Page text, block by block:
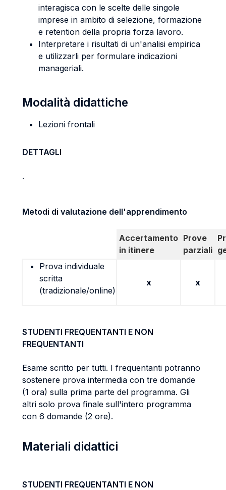
interagisca con le scelte delle singole
imprese in ambito di selezione, formazione
e retention della propria forza lavoro.
Interpretare i risultati di un'analisi empirica
e utilizzarli per formulare indicazioni
manageriali.
Modalità didattiche
Lezioni frontali
DETTAGLI
.
Metodi di valutazione dell'apprendimento
Accertamento
in itinere
Prove
parziali
Prova individuale
scritta
(tradizionale/online)
x x
STUDENTI FREQUENTANTI E NON
FREQUENTANTI
Esame scritto per tutti. I frequentanti potranno
sostenere prova intermedia con tre domande
(1 ora) sulla prima parte del programma. Gli
altri solo prova finale sull'intero programma
con 6 domande (2 ore).
Materiali didattici
STUDENTI FREQUENTANTI E NON